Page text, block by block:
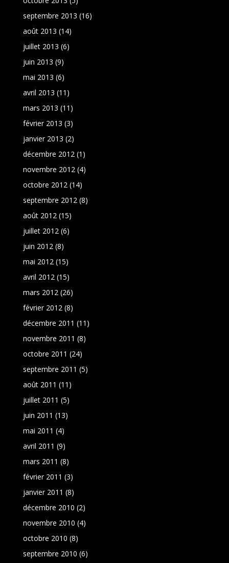
septembre 2013 (16)
août 2013 (14)
juillet 2013 (6)
juin 2013 (9)
mai 2013 (6)
avril 2013 (11)
mars 2013 (11)
février 2013 (3)
janvier 2013 (2)
décembre 2012(1)
novembre 2012(4)
octobre 2012(14)
septembre 2012(8)
août 2012(15)
juillet 2012(6)
juin 2012(8)
mai 2012(15)
avril 2012(15)
mars 2012(26)
février 2012(8)
décembre 2011 (11)
novembre 2011 (8)
octobre 2011 (24)
septembre 2011 (5)
août 2011 (11)
juillet 2011 (5)
juin 2011 (13)
mai 2011 (4)
avril 2011 (9)
mars 2011 (8)
février 2011 (3)
janvier 2011 (8)
décembre 2010 (2)
novembre 2010 (4)
octobre 2010 (8)
septembre 2010 (6)